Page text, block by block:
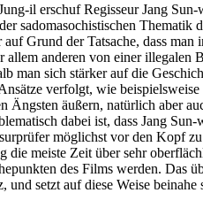
il erschuf Regisseur Jang
sadomasochistischen Thematik
Grund der Tatsache, dass
allem anderen von einer illegalen
man sich stärker auf die
verfolgt, wie
äußern, natürlich aber
dabei ist, dass Jang
möglichst vor den Kopf
meiste Zeit über sehr
des Films werden. Das
und setzt auf diese Weise